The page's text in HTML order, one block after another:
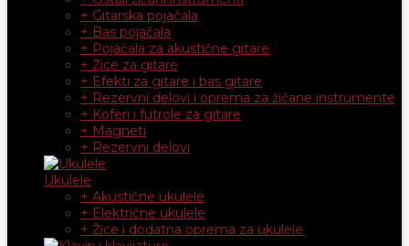
+ Gitarska pojačala
+ Bas pojačala
+ Pojačala za akustične gitare
+ Žice za gitare
+ Efekti za gitare i bas gitare
+ Rezervni delovi i oprema za žičane instrumente
+ Koferi i futrole za gitare
+ Magneti
+ Rezervni delovi
Ukulele
+ Akustične ukulele
+ Električne ukulele
+ Žice i dodatna oprema za ukulele